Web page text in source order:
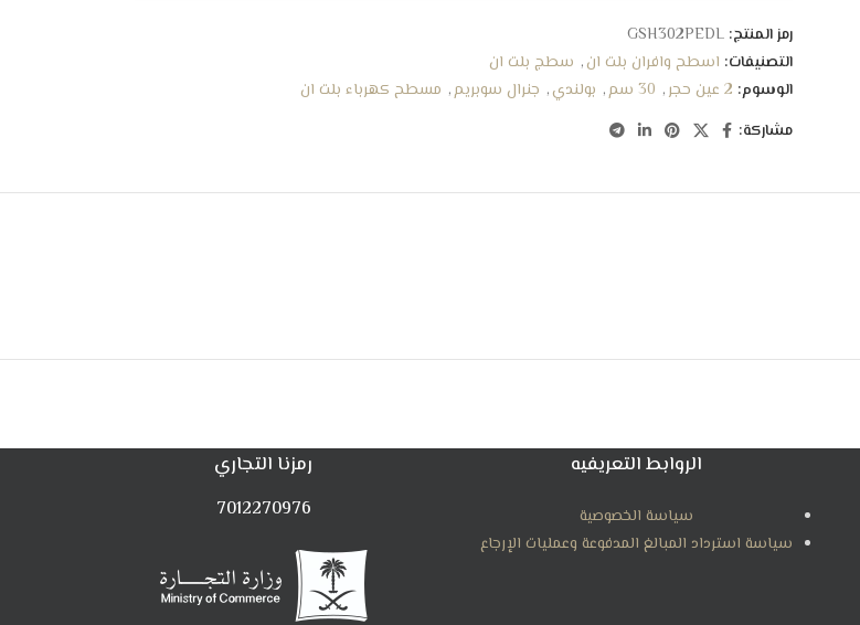
العين الخلفية بقدرة : 200 وات
مصنوع من خامات عالية مقاومة للصدأ
استهلاك موفر للطاقة
رمز المنتج: GSH302PEDL
التصنيفات: اسطح وافران بلت ان, سطج بلت ان
الوسوم: 2 عين حجر , 30 سم , بولندي, جنرال سوبريم, مسطح كهرباء بلت ان
مشاركة:
الروابط التعريفيه
سياسة الخصوصية
سياسة استرداد المبالغ المدفوعة وعمليات الإرجاع
رمزنا التجاري
7012270976